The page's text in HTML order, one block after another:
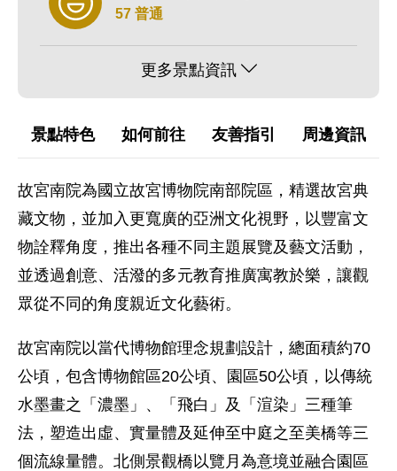
57 普通
更多景點資訊
景點特色 如何前往 友善指引 周邊資訊
故宮南院為國立故宮博物院南部院區，精選故宮典
藏文物，並加入更寬廣的亞洲文化視野，以豐富文
物詮釋角度，推出各種不同主題展覽及藝文活動，
並透過創意、活潑的多元教育推廣寓教於樂，讓觀
眾從不同的角度親近文化藝術。
故宮南院以當代博物館理念規劃設計，總面積約70
公頃，包含博物館區20公頃、園區50公頃，以傳統
水墨畫之「濃墨」、「飛白」及「渲染」三種筆
法，塑造出虛、實量體及延伸至中庭之至美橋等三
個流線量體。北側景觀橋以覽月為意境並融合園區